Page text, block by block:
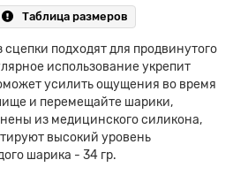
Таблица размеров
подходят для продвинутого
использование укрепит
усилить ощущения во время
и перемещайте шарики,
из медицинского силикона,
высокий уровень
шарика - 34 гр.